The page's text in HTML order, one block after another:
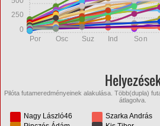
Por Osc Suz Ind Son
0
250
Pilóta futameredményeinek alakulása. Több(dupla)
átlagolva.
Nagy László46 Szarka András